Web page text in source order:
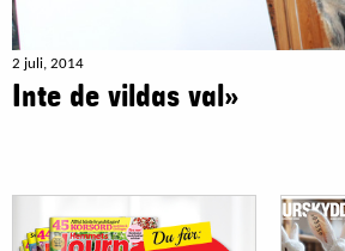
2 juli, 2014
Inte de vildas val»